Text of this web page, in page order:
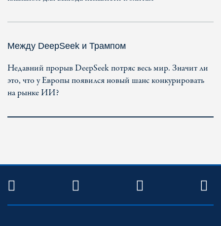
Между DeepSeek и Трампом
Недавний прорыв DeepSeek потряс весь мир. Значит ли
это, что у Европы появился новый шанс конкурировать
на рынке ИИ?
TWITTER FACEBOOKYOUTUBE